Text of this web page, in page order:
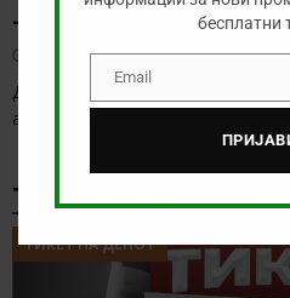
– САО ПАОЛО
август 8, 2026
Денес нема голема понуда за
анализираме дуелот од
ТИКЕТ НА ДЕНОТ
ТИКЕТ НА ДЕНОТ
бесплатни
EmailEmail